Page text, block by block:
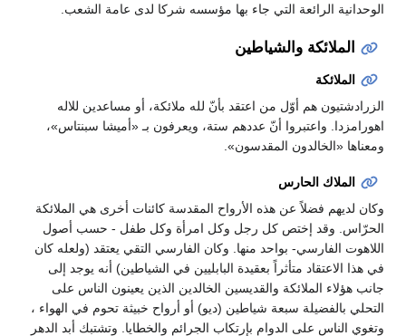
الوحدانية الرائعة التي جاء بها مؤسسه شركا لدى عامة الشعب.
الملائكة والشياطين
الملائكة
الزرادشتيون هم أوّل من اعتقد بأنّ لله ملائكة، أو مساعدين للاله
اهورامزدا. واعتبروا أنّ عددهم ستة، ويعرفون بـ «أميشا سبنتاس»،
ومعناها «الخالدون المقدسون».
الملاك الحارس
وكان لديهم فضلاً عن هذه الأرواح المقدسة كائنات أخرى هي الملائكة
الحرّاس. وقد إختص كل رجل وكل امرأة وكل طفل - حسب أصول
اللاهوت الفارسي- بواحد منها. وكان الفارسي التقي يعتقد (ولعله كان
في هذا الاعتقاد متأثراً بعقيدة البابليين في الشياطين) أنه يوجد إلى
جانب هؤلاء الملائكة والقديسين الخالدين الذين يعينون الناس على
التحلي بالفضيلة سبعة شياطين (ديو) أو أرواح خبيثة تحوم في الهواء ،
وتغوي الناس على الدوام بإرتكاب الجرائم والخطايا. وتشتبك أبد الدهر